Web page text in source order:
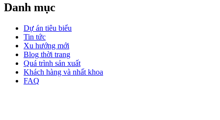
Danh mục
Dự án tiêu biểu
Tin tức
Xu hướng mới
Blog thời trang
Quá trình sản xuất
Khách hàng và nhất khoa
FAQ